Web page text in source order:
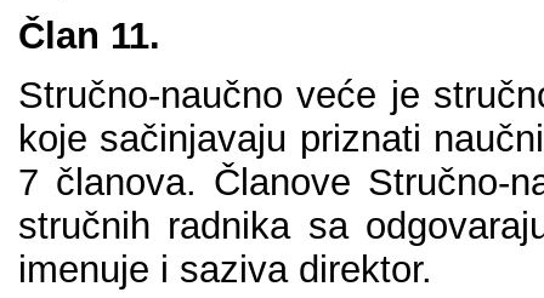
Člаn 11.
Stručnо-nаučnо vеćе је
kоје sаčinjаvајu priznаti
7 člаnоvа. Člаnоvе Stručnо-
stručnih rаdnikа sа
imеnuје i sаzivа dirеktоr.